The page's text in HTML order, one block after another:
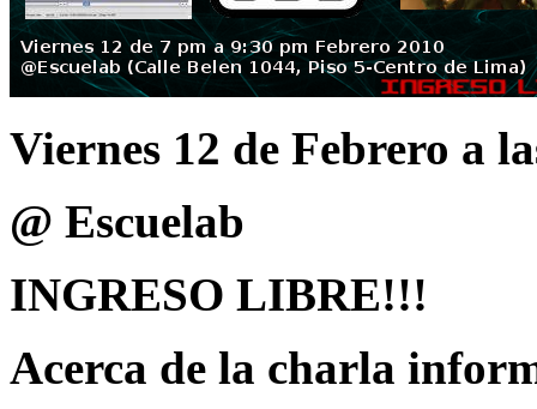
Viernes 12 de Febrero a
@ Escuelab
INGRESO LIBRE!!!
Acerca de la charla